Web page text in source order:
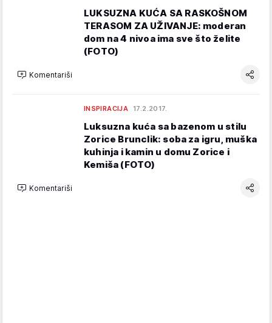
LUKSUZNA KUĆA SA RASKOŠNOM
TERASOM ZA UŽIVANJE: moderan
dom na 4 nivoa ima sve što želite
(FOTO)
Komentariši
INSPIRACIJA 17.2.2017.
Luksuzna kuća sa bazenom u stilu
Zorice Brunclik: soba za igru, muška
kuhinja i kamin u domu Zorice i
Kemiša (FOTO)
Komentariši